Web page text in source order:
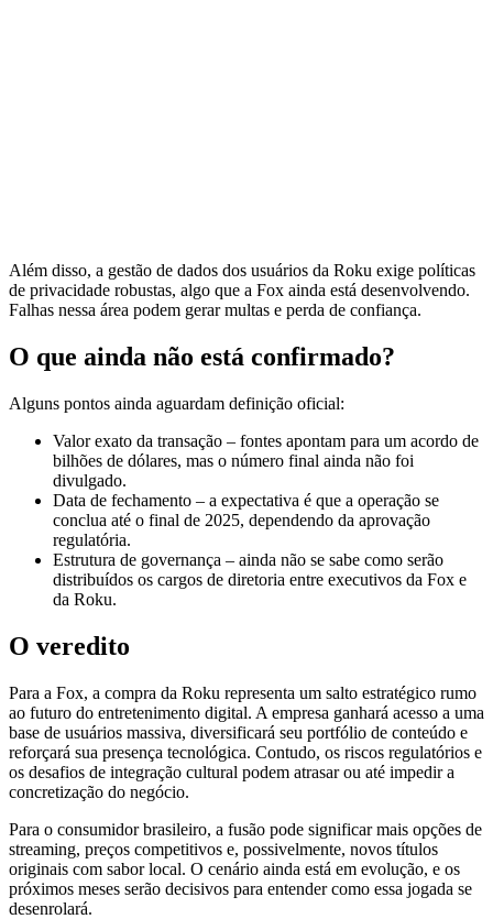
Além disso, a gestão de dados dos usuários da Roku exige políticas
de privacidade robustas, algo que a Fox ainda está desenvolvendo.
Falhas nessa área podem gerar multas e perda de confiança.
O que ainda não está confirmado?
Alguns pontos ainda aguardam definição oficial:
Valor exato da transação – fontes apontam para um acordo de
bilhões de dólares, mas o número final ainda não foi
divulgado.
Data de fechamento – a expectativa é que a operação se
conclua até o final de 2025, dependendo da aprovação
regulatória.
Estrutura de governança – ainda não se sabe como serão
distribuídos os cargos de diretoria entre executivos da Fox e
da Roku.
O veredito
Para a Fox, a compra da Roku representa um salto estratégico rumo
ao futuro do entretenimento digital. A empresa ganhará acesso a uma
base de usuários massiva, diversificará seu portfólio de conteúdo e
reforçará sua presença tecnológica. Contudo, os riscos regulatórios e
os desafios de integração cultural podem atrasar ou até impedir a
concretização do negócio.
Para o consumidor brasileiro, a fusão pode significar mais opções de
streaming, preços competitivos e, possivelmente, novos títulos
originais com sabor local. O cenário ainda está em evolução, e os
próximos meses serão decisivos para entender como essa jogada se
desenrolará.